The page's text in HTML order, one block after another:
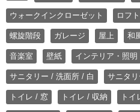
ウォークインクローゼット ロフト
螺旋階段 ガレージ 屋上 和
音楽室 壁紙 インテリア・照明
サニタリー / 洗面所 / 白 サニタ
トイレ / 窓 トイレ / 収納 トイ